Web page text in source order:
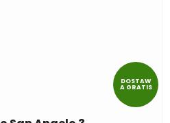
DOSTAW
A GRATIS